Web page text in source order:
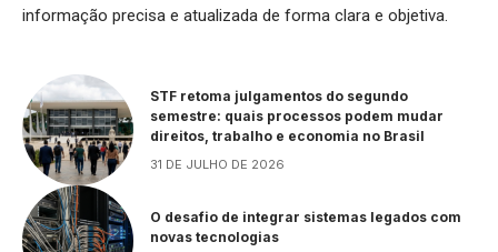
informação precisa e atualizada de forma clara e objetiva.
STF retoma julgamentos do segundo
semestre: quais processos podem mudar
direitos, trabalho e economia no Brasil
31 DE JULHO DE 2026
O desafio de integrar sistemas legados com
novas tecnologias